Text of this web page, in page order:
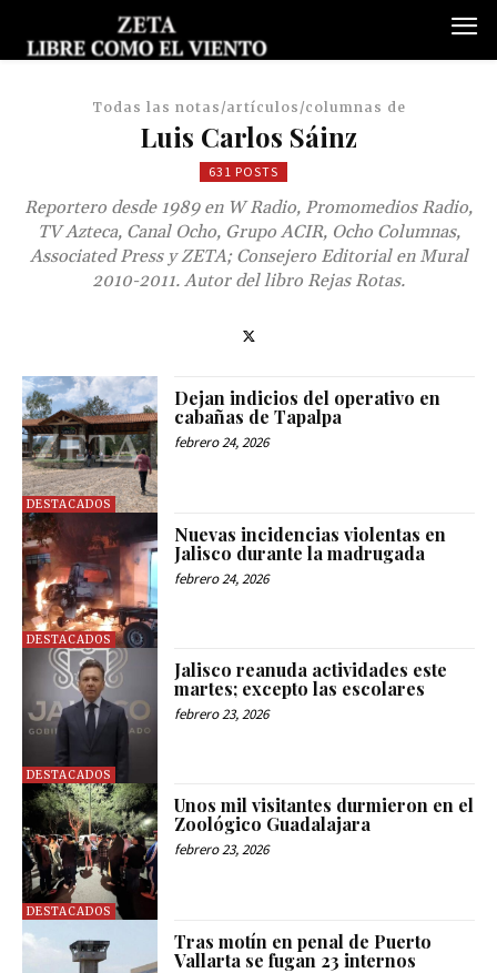
Todas las notas/artículos/columnas de
Luis Carlos Sáinz
631 POSTS
Reportero desde 1989 en W Radio, Promomedios Radio,
TV Azteca, Canal Ocho, Grupo ACIR, Ocho Columnas,
Associated Press y ZETA; Consejero Editorial en Mural
2010-2011. Autor del libro Rejas Rotas.
DESTACADOS
Dejan indicios del operativo en
cabañas de Tapalpa
febrero 24, 2026
DESTACADOS
Nuevas incidencias violentas en
Jalisco durante la madrugada
febrero 24, 2026
DESTACADOS
Jalisco reanuda actividades este
martes; excepto las escolares
febrero 23, 2026
DESTACADOS
Unos mil visitantes durmieron en el
Zoológico Guadalajara
febrero 23, 2026
Tras motín en penal de Puerto
Vallarta se fugan 23 internos